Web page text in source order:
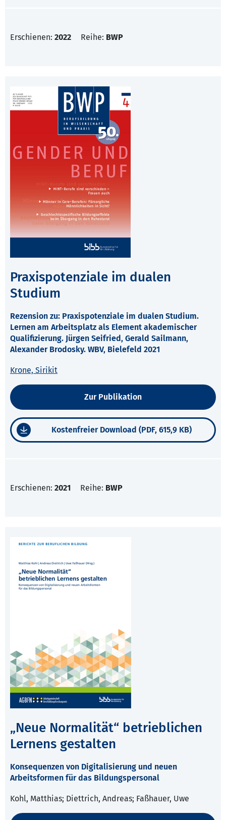
Erschienen: 2022 Reihe: BWP
Praxispotenziale im dualen
Studium
Rezension zu: Praxispotenziale im dualen Studium.
Lernen am Arbeitsplatz als Element akademischer
Qualifizierung. Jürgen Seifried, Gerald Sailmann,
Alexander Brodosky. WBV, Bielefeld 2021
Krone, Sirikit
Zur Publikation
Kostenfreier Download (PDF, 615,9 KB)
Erschienen: 2021 Reihe: BWP
„Neue Normalität“ betrieblichen
Lernens gestalten
Konsequenzen von Digitalisierung und neuen
Arbeitsformen für das Bildungspersonal
Kohl, Matthias; Diettrich, Andreas; Faßhauer, Uwe